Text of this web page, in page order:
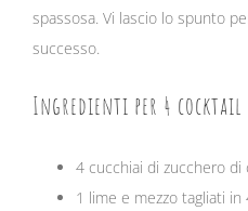
spassosa. Vi lascio lo spunto
successo.
Ingredienti per 4 cocktail
4 cucchiai di zucchero di
1 lime e mezzo tagliati